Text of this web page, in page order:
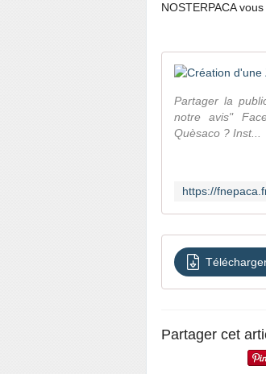
NOSTERPACA
Partager la
notre avis"
Quèsaco ? Inst...
Partager cet